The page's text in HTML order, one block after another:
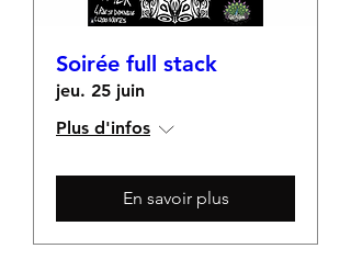
Soirée full stack
jeu. 25 juin
Plus d'infos
En savoir plus